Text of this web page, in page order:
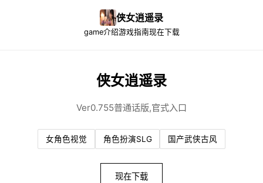
侠女逍遥录
game介绍游戏指南现在下载
侠女逍遥录
Ver0.755普通话版,官式入口
女角色视觉 角色扮演SLG 国产武侠古风
现在下载